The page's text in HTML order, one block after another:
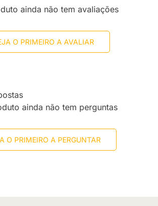
ainda não tem avaliações
O PRIMEIRO A AVALIAR
ainda não tem perguntas
O PRIMEIRO A PERGUNTAR